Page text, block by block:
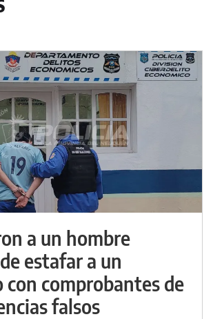
a un hombre
estafar a un
con comprobantes de
falsos